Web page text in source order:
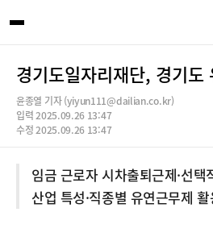
경기도일자리재단, 경기도
윤종열 기자 (yiyun111@dailian.co.kr)
입력 2025.09.26 13:47
수정 2025.09.26 13:47
임금 근로자 시차출퇴근제·선
산업 특성·직종별 유연근무제